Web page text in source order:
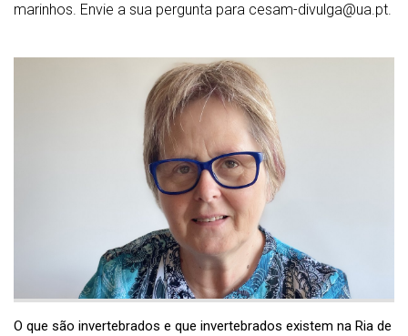
marinhos. Envie a sua pergunta para cesam-divulga@ua.pt.
O que são invertebrados e que invertebrados existem na Ria de